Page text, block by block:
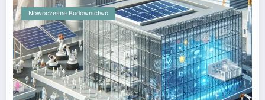
Nowoczesne Budownictwo